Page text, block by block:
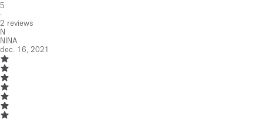
5
·
2 reviews
N
NINA
dec. 16, 2021